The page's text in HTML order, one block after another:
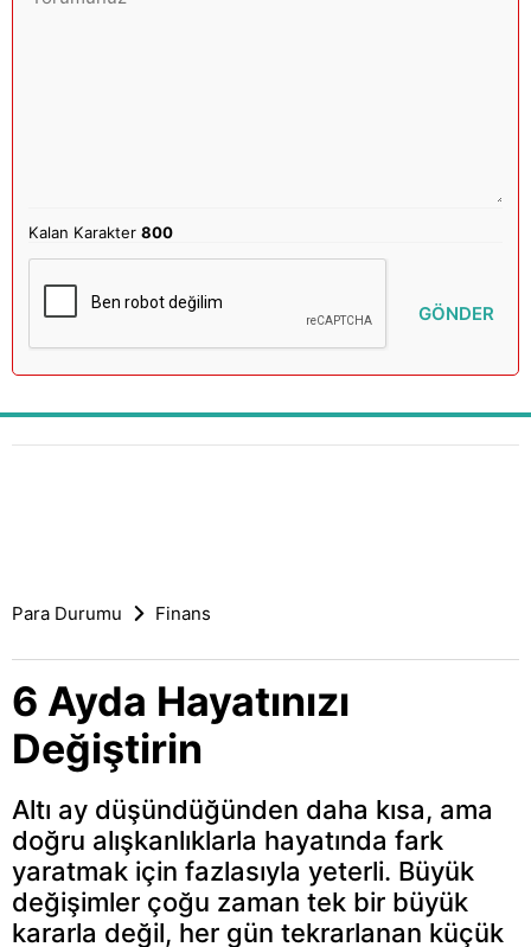
Kalan Karakter800
GÖNDER
Para Durumu Finans
6 Ayda Hayatınızı
Değiştirin
Altı ay düşündüğünden daha kısa, ama
doğru alışkanlıklarla hayatında fark
yaratmak için fazlasıyla yeterli. Büyük
değişimler çoğu zaman tek bir büyük
kararla değil, her gün tekrarlanan küçük